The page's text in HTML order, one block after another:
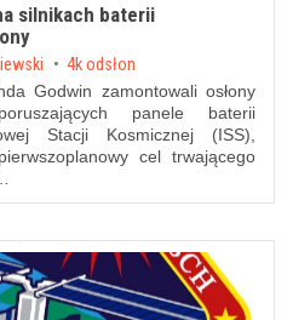
silnikach baterii
4k odsłon
Godwin zamontowali osłony
panele baterii
Stacji Kosmicznej (ISS),
cel trwającego